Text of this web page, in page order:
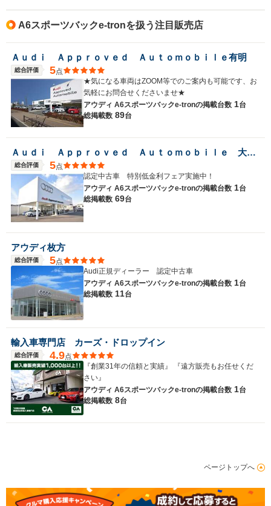
駆動方式 MR、4WD 4WD 4WD
A6スポーツバックe-tronを扱う注目販売店
Ａｕｄｉ Ａｐｐｒｏｖｅｄ Ａｕｔｏｍｏｂｉｌｅ有明
総合評価 5点
★気になる車両はZOOM等でのご案内も可能です、お
気軽にお問合せくださいませ★
アウディ A6スポーツバックe-tronの掲載台数 1台
総掲載数 89台
Ａｕｄｉ Ａｐｐｒｏｖｅｄ Ａｕｔｏｍｏｂｉｌｅ 大阪南
総合評価 5点
認定中古車 特別低金利フェア実施中！
アウディ A6スポーツバックe-tronの掲載台数 1台
総掲載数 69台
アウディ枚方
総合評価 5点
Audi正規ディーラー 認定中古車
アウディ A6スポーツバックe-tronの掲載台数 1台
総掲載数 11台
輸入車専門店 カーズ・ドロップイン
総合評価 4.9点
『創業31年の信頼と実績』 『遠方販売もお任せくだ
さい』
アウディ A6スポーツバックe-tronの掲載台数 1台
総掲載数 8台
ページトップへ